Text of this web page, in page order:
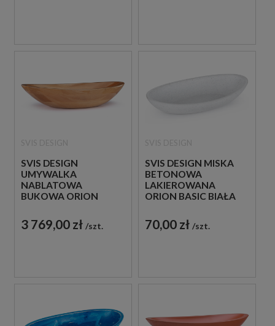
SVIS DESIGN
UMYWALKA
NABLATOWA
BUKOWA ORION
3 769,00 zł szt.
SVIS DESIGN MISKA
BETONOWA
LAKIEROWANA
ORION BASIC BIAŁA
70,00 zł szt.